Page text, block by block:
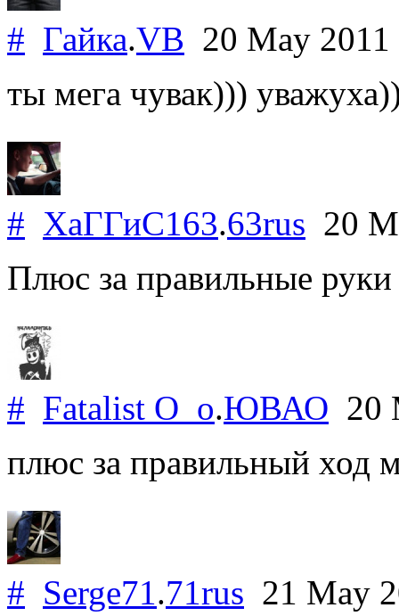
# Гайка.VB 20 May 2011
ты мега чувак)))
# ХаГГиС163.63rus 20
Плюс за правильные
# Fatalist O_o.ЮВАО 20
плюс за правильный ход
# Serge71.71rus 21 May